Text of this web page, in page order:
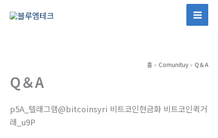
Main
홈 Comunituy Q＆A
Q＆A
p5A_텔래그램@bitcoinsyri 비트코인현금화 비트코인퀵거
래_u9P